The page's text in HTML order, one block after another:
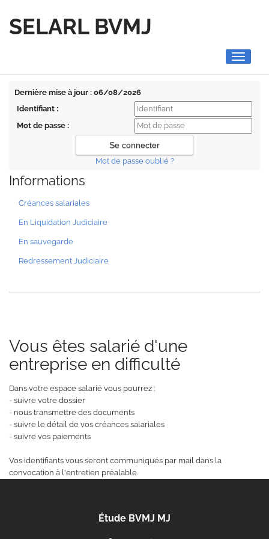
SELARL BVMJ
Toggle
Dernière mise à jour : 06/08/2026
Identifiant :
Mot de passe :
Mot de passe oublié ?
Informations
Créances salariales
En Liquidation Judiciaire
En sauvegarde
Redressement Judiciaire
Vous êtes salarié d'une
entreprise en difficulté
Dans votre espace salarié vous pourrez :
- suivre votre dossier
- nous transmettre des documents
- suivre le détail de vos créances salariales
- suivre vos paiements
Vos identifiants vous seront communiqués par mail dans la
convocation à l'entretien préalable.
Étude BVMJ MJ